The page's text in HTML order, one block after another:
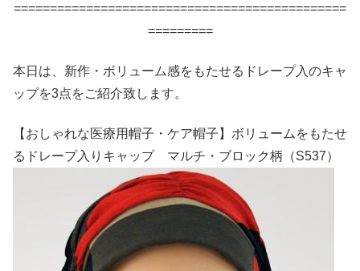
==============================================
=========
本日は、新作・ボリューム感をもたせるドレープ入のキャ
ップを3点をご紹介致します。
【おしゃれな医療用帽子・ケア帽子】ボリュームをもたせ
るドレープ入りキャップ マルチ・ブロック柄（S537）